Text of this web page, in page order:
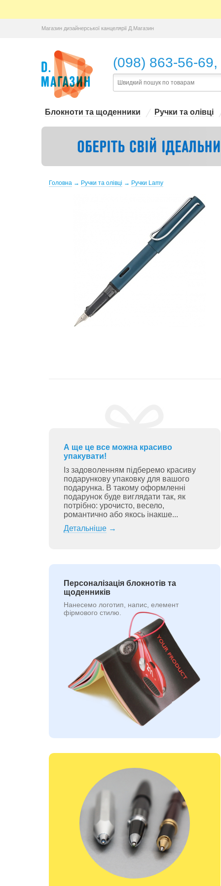
Магазин дизайнерської канцелярії Д.Магазин
(098) 863-56-69,
Блокноти та щоденники Ручки та олівці
Головна → Ручки та олівці → Ручки Lamy
А ще це все можна красиво
упакувати!
Із задоволенням підберемо красиву
подарункову упаковку для вашого
подарунка. В такому оформленні
подарунок буде виглядати так, як
потрібно: урочисто, весело,
романтично або якось інакше...
Детальніше→
Персоналізація блокнотів та
щоденників
Нанесемо логотип, напис, елемент
фірмового стилю.